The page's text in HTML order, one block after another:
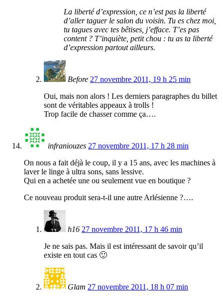
La liberté d’expression, ce n’est pas la liberté
d’aller taguer le salon du voisin. Tu es chez moi,
tu tagues avec tes bêtises, j’efface. T’es pas
content ? T’inquiète, petit chou : tu as ta liberté
d’expression partout ailleurs.
Before 27 novembre 2011, 19 h 25 min
Oui, mais non alors ! Les derniers paragraphes du billet
sont de véritables appeaux à trolls !
Trop facile de chasser comme ça….
infraniouzes 27 novembre 2011, 17 h 28 min
On nous a fait déjà le coup, il y a 15 ans, avec les machines à
laver le linge à ultra sons, sans lessive.
Qui en a achetée une ou seulement vue en boutique ?
Ce nouveau produit sera-t-il une autre Arlésienne ?….
h16 27 novembre 2011, 17 h 46 min
Je ne sais pas. Mais il est intéressant de savoir qu’il
existe en tout cas 🙂
Glam 27 novembre 2011, 18 h 07 min